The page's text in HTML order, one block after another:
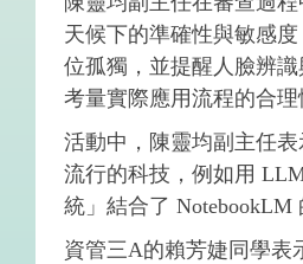
天候下的準確性與敏感
位孤獨，並提醒人臉辨
考量實際應用流程的合理
活動中，陳靈均副主任
流行的科技，例如用
統」結合了
資管三A的賴芳婕同學表